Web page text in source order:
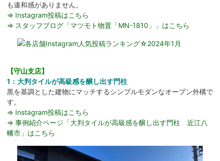
も違和感がありません。
⇒ Instagram投稿はこちら
⇒ スタッフブログ「マツモト物置「MN-1810」」はこちら
【守山支店】
1：大判タイルが高級感を醸し出す門柱
黒を基調とした建物にマッチするシンプルモダンなオープン外構で
す。
⇒ Instagram投稿はこちら
⇒ 事例紹介ページ「大判タイルが高級感を醸し出す門柱 近江八
幡市」はこちら